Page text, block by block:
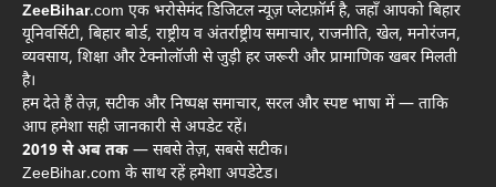
ZeeBihar.com एक भरोसेमंद डिजिटल न्यूज़ प्लेटफ़ॉर्म है, जहाँ आपको बिहार
यूनिवर्सिटी, बिहार बोर्ड, राष्ट्रीय व अंतर्राष्ट्रीय समाचार, राजनीति, खेल, मनोरंजन,
व्यवसाय, शिक्षा और टेक्नोलॉजी से जुड़ी हर जरूरी और प्रामाणिक खबर मिलती
है।
हम देते हैं तेज़, सटीक और निष्पक्ष समाचार, सरल और स्पष्ट भाषा में — ताकि
आप हमेशा सही जानकारी से अपडेट रहें।
2019 से अब तक — सबसे तेज़, सबसे सटीक।
ZeeBihar.com के साथ रहें हमेशा अपडेटेड।